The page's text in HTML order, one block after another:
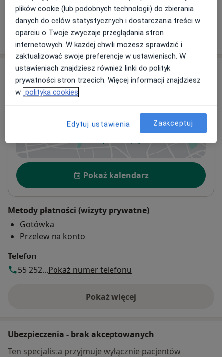
W jaki sposób ustalane są ceny?
Adres
Gabinet Psychoterapii "Ukojenie"
otwiera się w nowej karcie
Dostępność
Pokaż kalendarz
Metody płatności (wizyty prywatne)
Gotówka
Przelew na konto
Telefon
55 252...Pokaż numer telefonu
Pokaż więcej
o adresie
Ubezpieczenia - brak akceptowanych
Ten specjalista przyjmuje wyłącznie pacjentów
plików cookie (lub podobnych technologii) do zbierania
danych do celów statystycznych i dostarczania treści w
oparciu o Twoje zwyczaje przeglądania stron
internetowych. W każdej chwili możesz sprawdzić i
zaktualizować swoje preferencje w ustawieniach. W
ustawieniach znajdziesz również linki do polityk
prywatności stron trzecich. Więcej informacji znajdziesz
w polityka cookies
Edytuj ustawienia Zaakceptuj